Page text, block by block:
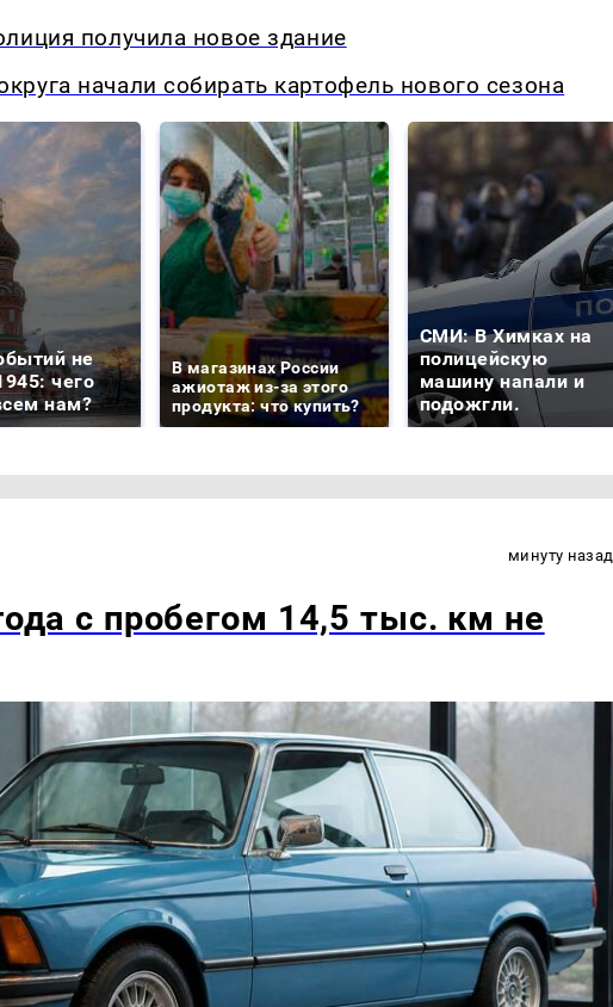
получила новое здание
начали собирать картофель нового сезона
не
чего
нам?
В магазинах России
ажиотаж из-за этого
продукта: что купить?
СМИ: В Химках на
полицейскую
машину напали и
подожгли.
минуту назад
с пробегом 14,5 тыс. км не